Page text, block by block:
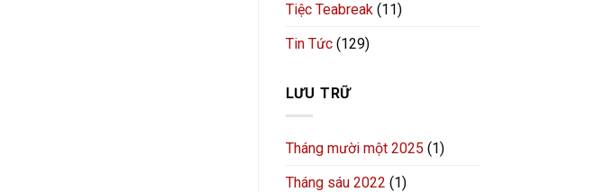
Tiệc Teabreak(11)
Tin Tức(129)
LƯU TRỮ
Tháng mười một 2025 (1)
Tháng sáu 2022 (1)